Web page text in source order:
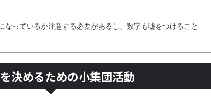
なっているか注意する必要があるし、数字も嘘をつけること
決めるための小集団活動